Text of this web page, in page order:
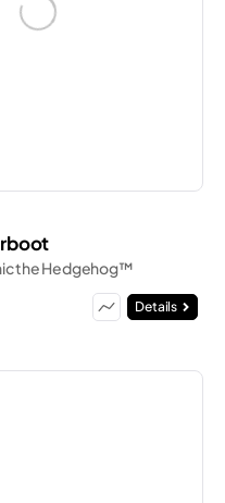
the Hedgehog™
Details